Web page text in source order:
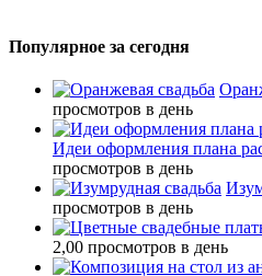
Популярное за сегодня
просмотров в день
Идеи оформления плана
просмотров в день
просмотров в день
2,00 просмотров в день